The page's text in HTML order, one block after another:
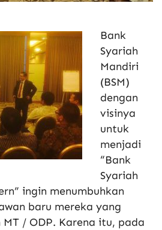
Bank
Syariah
Mandiri
(BSM)
dengan
visinya
untuk
menjadi
“Bank
Syariah
ingin menumbuhkan
baru mereka yang
/ ODP. Karena itu, pada